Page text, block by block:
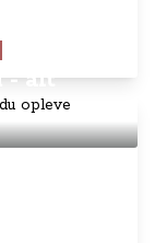
- alt